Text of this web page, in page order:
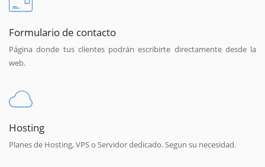
Formulario de contacto
Página donde tus clientes podrán escribirte directamente desde la
web.
Hosting
Planes de Hosting, VPS o Servidor dedicado. Segun su necesidad.